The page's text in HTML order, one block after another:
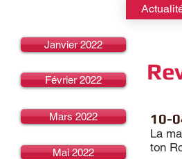
Janvier 2022
Février 2022
Mars 2022
Mai 2022
10-
La
ton